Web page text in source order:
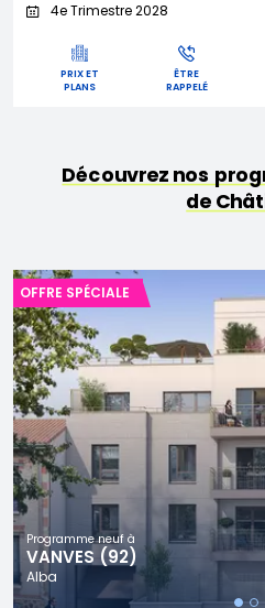
4e Trimestre 2028
PRIX ET
PLANS
ÊTRE
RAPPELÉ
Découvrez nos
de
Programme neuf à
VANVES (92)
Alba
OFFRE SPÉCIALE